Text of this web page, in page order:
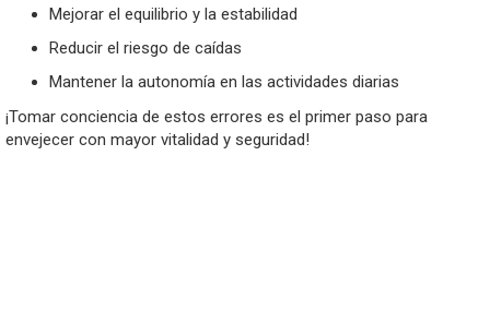
Mejorar el equilibrio y la estabilidad
Reducir el riesgo de caídas
Mantener la autonomía en las actividades diarias
¡Tomar conciencia de estos errores es el primer paso para
envejecer con mayor vitalidad y seguridad!